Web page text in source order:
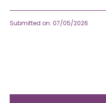
Submitted on: 07/05/2026